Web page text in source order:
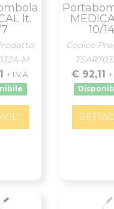
lt.
M
+ I.V.A.
10/14
Codice
€ 92,11